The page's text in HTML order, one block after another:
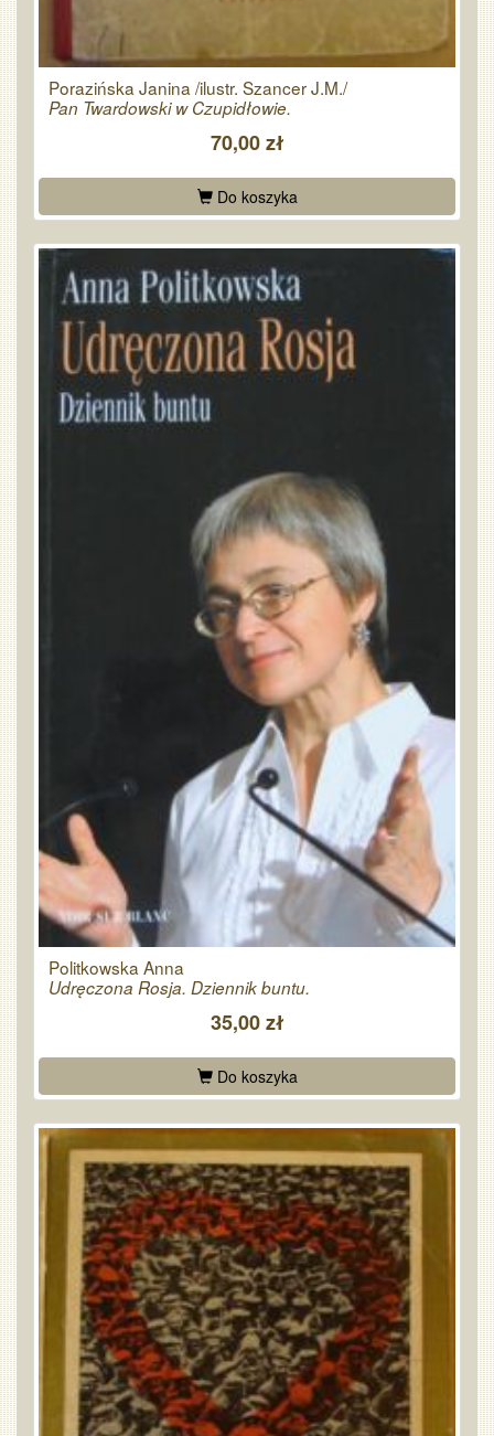
Porazińska Janina /ilustr. Szancer J.M./
Pan Twardowski w Czupidłowie.
70,00 zł
Do koszyka
Politkowska Anna
Udręczona Rosja. Dziennik buntu.
35,00 zł
Do koszyka